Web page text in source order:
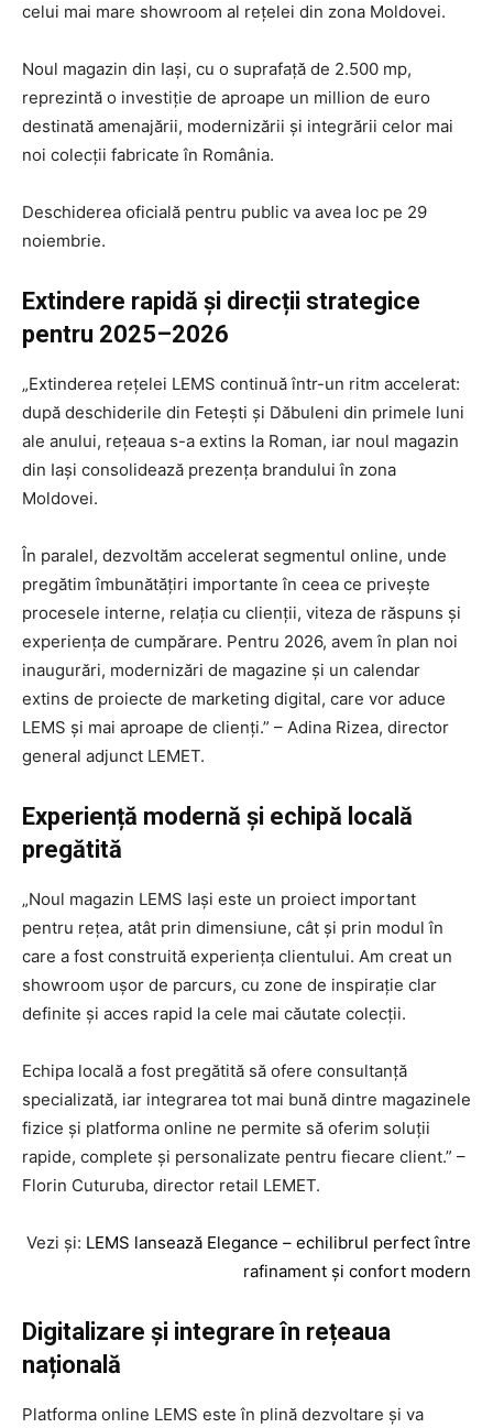
celui mai mare showroom al rețelei din zona Moldovei.
Noul magazin din Iași, cu o suprafață de 2.500 mp,
reprezintă o investiție de aproape un million de euro
destinată amenajării, modernizării și integrării celor mai
noi colecții fabricate în România.
Deschiderea oficială pentru public va avea loc pe 29
noiembrie.
Extindere rapidă și direcții strategice
pentru 2025–2026
„Extinderea rețelei LEMS continuă într-un ritm accelerat:
după deschiderile din Fetești și Dăbuleni din primele luni
ale anului, rețeaua s-a extins la Roman, iar noul magazin
din Iași consolidează prezența brandului în zona
Moldovei.
În paralel, dezvoltăm accelerat segmentul online, unde
pregătim îmbunătățiri importante în ceea ce privește
procesele interne, relația cu clienții, viteza de răspuns și
experiența de cumpărare. Pentru 2026, avem în plan noi
inaugurări, modernizări de magazine și un calendar
extins de proiecte de marketing digital, care vor aduce
LEMS și mai aproape de clienți.” – Adina Rizea, director
general adjunct LEMET.
Experiență modernă și echipă locală
pregătită
„Noul magazin LEMS Iași este un proiect important
pentru rețea, atât prin dimensiune, cât și prin modul în
care a fost construită experiența clientului. Am creat un
showroom ușor de parcurs, cu zone de inspirație clar
definite și acces rapid la cele mai căutate colecții.
Echipa locală a fost pregătită să ofere consultanță
specializată, iar integrarea tot mai bună dintre magazinele
fizice și platforma online ne permite să oferim soluții
rapide, complete și personalizate pentru fiecare client.” –
Florin Cuturuba, director retail LEMET.
Vezi și: LEMS lansează Elegance – echilibrul perfect între
rafinament și confort modern
Digitalizare și integrare în rețeaua
națională
Platforma online LEMS este în plină dezvoltare și va